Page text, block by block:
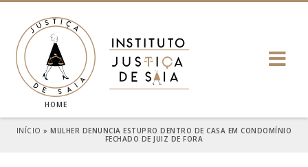
HOME
INÍCIO »MULHER DENUNCIA ESTUPRO DENTRO DE CASA EM CONDOMÍNIO
FECHADO DE JUIZ DE FORA